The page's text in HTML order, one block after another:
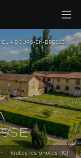
À BOURG-EN-BRESSE
Toutes les photos [10]